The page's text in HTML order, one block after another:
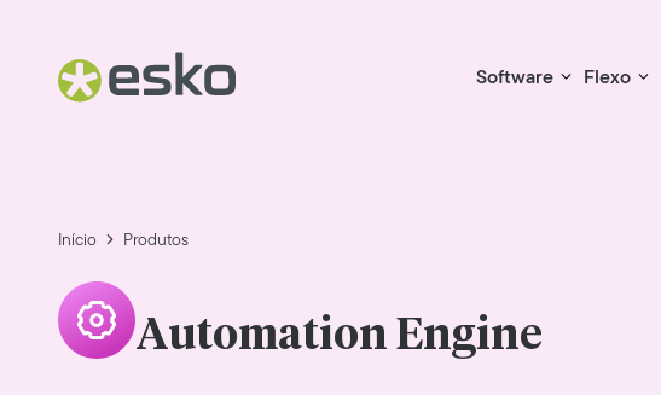
Software Flexo
Início Produtos
Automation Engine